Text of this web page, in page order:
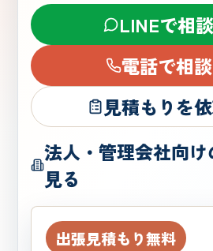
LINEで相
電話で相
見積もりを
法人・管理会社向
見る
出張見積もり無料